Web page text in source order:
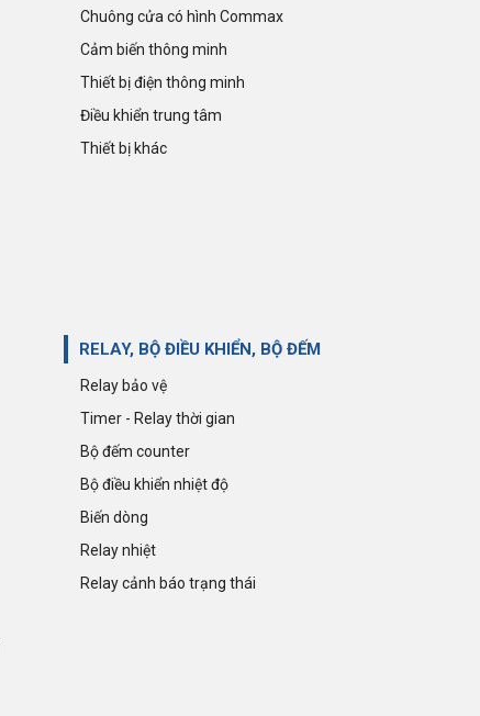
Chuông cửa có hình Commax
Cảm biến thông minh
Thiết bị điện thông minh
Điều khiển trung tâm
Thiết bị khác
RELAY, BỘ ĐIỀU KHIỂN, BỘ ĐẾM
Relay bảo vệ
Timer - Relay thời gian
Bộ đếm counter
Bộ điều khiển nhiệt độ
Biến dòng
Relay nhiệt
Relay cảnh báo trạng thái